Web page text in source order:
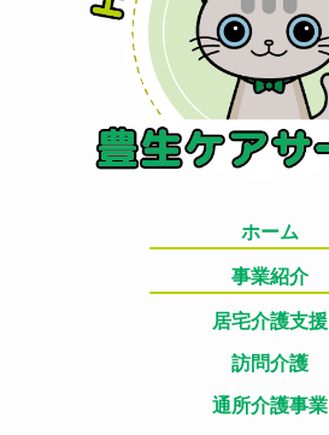
ホーム
事業紹介
居宅介護支援
訪問介護
通所介護事業